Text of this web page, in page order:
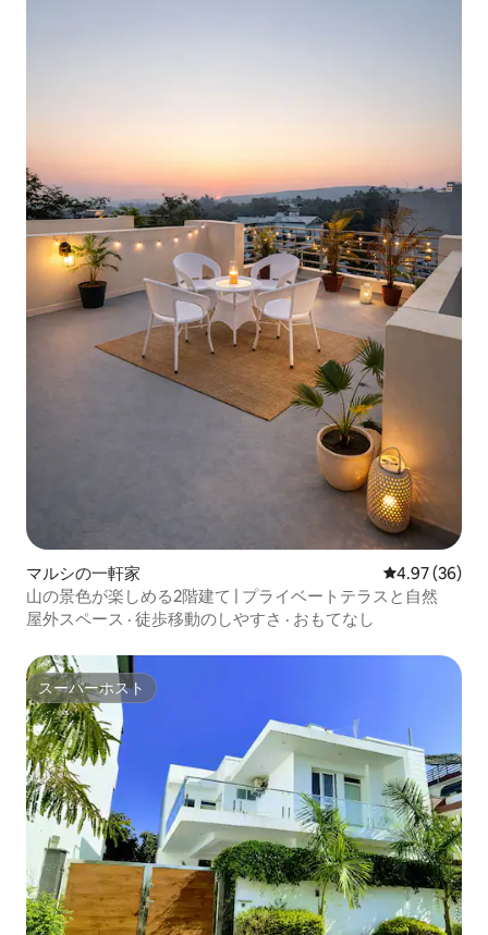
マルシの一軒家 レビュー36
4.97 (36)
山の景色が楽しめる2階建て | プライベートテラスと自然
屋外スペース · 徒歩移動のしやすさ · おもてなし
スーパーホスト
スーパーホスト